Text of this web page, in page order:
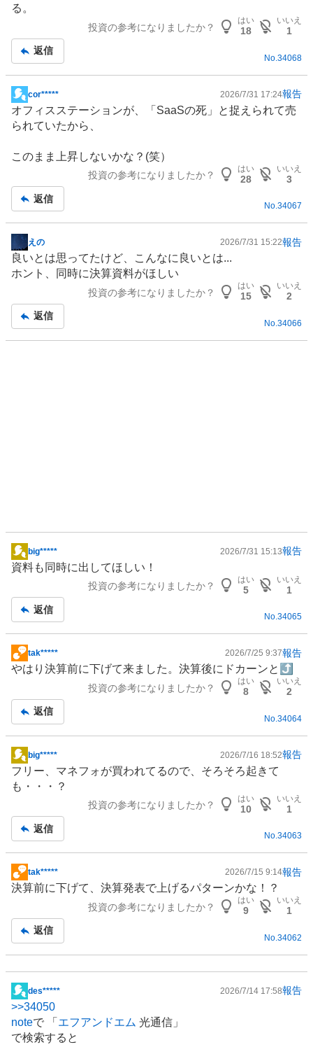
り
い
る。
投資の参考になりましたか？
はい
18
いいえ
1
返信
No. 34068
掲
示
板
事
cor***** 2026/7/31 17:24報告
オフィス ステーションが、「 SaaSの死」と捉えられて売
られていたから、
このまま上昇しないかな？(笑）
投資の参考になりましたか？
はい
28
いいえ
3
返信
No.34067
掲
示
板
えの 2026/7/31 15:22報告
良いとは思ってたけど、こんなに良いとは...
ホント、同時に決算資料がほしい
投資の参考になりましたか？
はい
15
いいえ
2
返信
No. 34066
掲
示
事
big***** 2026/7/31 15:13報告
資料も同時に出してほしい！
投資の参考になりましたか？
はい
5
いいえ
1
返信
No.34065
掲
示
事
tak***** 2026/7/25 9:37報告
やはり決算前に下げて来ました。決算後にドカーンと⤴️
投資の参考になりましたか？
はい
8
いいえ
2
返信
No. 34064
掲
示
板
big***** 2026/7/16 18:52報告
フリー、マネフォが買われてるので、そろそろ起きて
も・・・？
投資の参考になりましたか？
はい
10
いいえ
1
返信
No.34063
掲
示
事
tak***** 2026/7/15 9:14報告
決算前に下げて、決算発表で上げるパターンかな！？
投資の参考になりましたか？
はい
9
いいえ
1
返信
No. 34062
掲
示
板
記
des***** 2026/7/14 17:58報告
>>34050
noteで 「 エフアンドエム 光通信」
で検索すると